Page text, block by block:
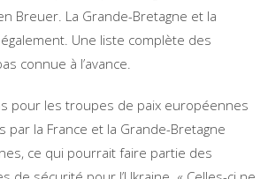
Breuer. La Grande-Bretagne et la
Une liste complète des
connue à l’avance.
pour les troupes de paix européennes
par la France et la Grande-Bretagne
ce qui pourrait faire partie des